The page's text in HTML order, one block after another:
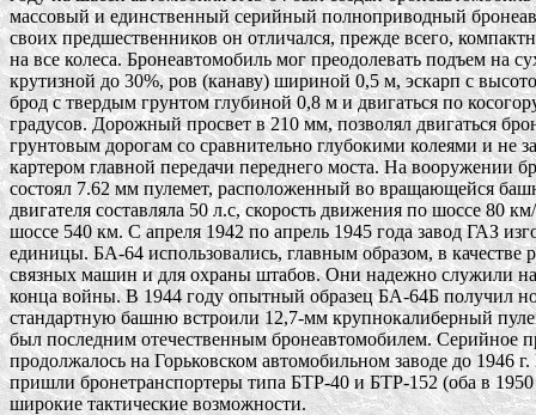
массовый и единственный серийный полноприводный
своих предшественников он отличался, прежде всего,
на все колеса. Бронеавтомобиль мог преодолевать подъем на
крутизной до 30%, ров (канаву) шириной 0,5 м, эскарп с
брод с твердым грунтом глубиной 0,8 м и двигаться по
градусов. Дорожный просвет в 210 мм, позволял двигаться
грунтовым дорогам со сравнительно глубокими колеями и не
картером главной передачи переднего моста. На вооружении
состоял 7.62 мм пулемет, расположенный во вращающейся
двигателя составляла 50 л.с, скорость движения по шоссе 80
шоссе 540 км. С апреля 1942 по апрель 1945 года завод ГАЗ
единицы. БА-64 использовались, главным образом, в качестве
связных машин и для охраны штабов. Они надежно служили
конца войны. В 1944 году опытный образец БА-64Б получил
стандартную башню встроили 12,7-мм крупнокалиберный
был последним отечественным бронеавтомобилем. Серийное
продолжалось на Горьковском автомобильном заводе до 1946
пришли бронетранспортеры типа БТР-40 и БТР-152 (оба в
широкие тактические возможности.